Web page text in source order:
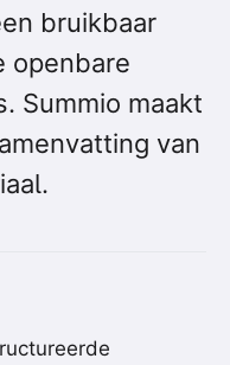
bruikbaar
openbare
Summio maakt
van